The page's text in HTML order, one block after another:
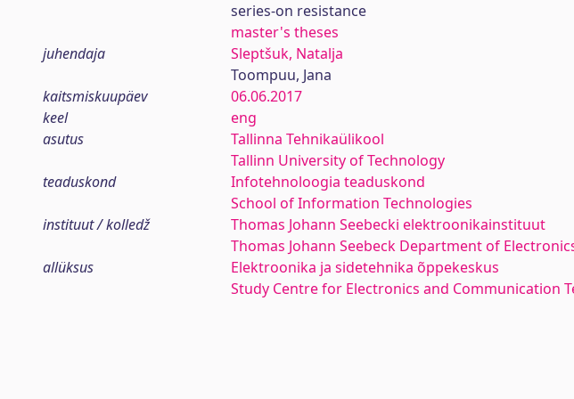
series-on resistance
master's theses
juhendaja
Sleptšuk, Natalja
Toompuu, Jana
kaitsmiskuupäev
06.06.2017
keel
eng
asutus
Tallinna Tehnikaülikool
Tallinn University of Technology
teaduskond
Infotehnoloogia teaduskond
School of Information Technologies
instituut / kolledž
Thomas Johann Seebecki elektroonikainstituut
Thomas Johann Seebeck Department of
allüksus
Elektroonika ja sidetehnika õppekeskus
Study Centre for Electronics and Communication